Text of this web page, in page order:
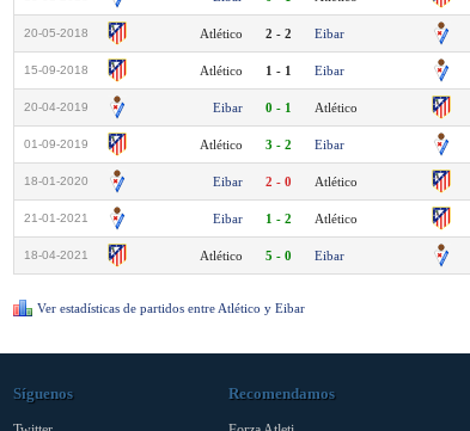
20-05-2018 Atlético 2 - 2 Eibar
15-09-2018 Atlético 1 - 1 Eibar
20-04-2019 Eibar 0 - 1 Atlético
01-09-2019 Atlético 3 - 2 Eibar
18-01-2020 Eibar 2 - 0 Atlético
21-01-2021 Eibar 1 - 2 Atlético
18-04-2021 Atlético 5 - 0 Eibar
Ver estadísticas de partidos entre Atlético y Eibar
Síguenos Recomendamos